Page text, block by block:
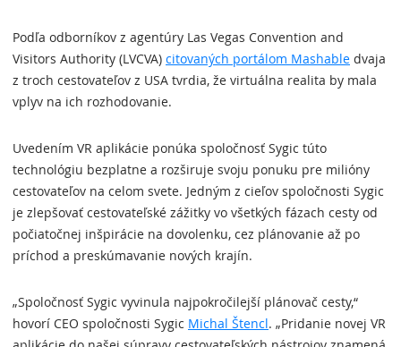
Podľa odborníkov z agentúry Las Vegas Convention and
Visitors Authority (LVCVA) citovaných portálom Mashable dvaja
z troch cestovateľov z USA tvrdia, že virtuálna realita by mala
vplyv na ich rozhodovanie.
Uvedením VR aplikácie ponúka spoločnosť Sygic túto
technológiu bezplatne a rozširuje svoju ponuku pre milióny
cestovateľov na celom svete. Jedným z cieľov spoločnosti Sygic
je zlepšovať cestovateľské zážitky vo všetkých fázach cesty od
počiatočnej inšpirácie na dovolenku, cez plánovanie až po
príchod a preskúmavanie nových krajín.
„Spoločnosť Sygic vyvinula najpokročilejší plánovač cesty,“
hovorí CEO spoločnosti Sygic Michal Štencl. „Pridanie novej VR